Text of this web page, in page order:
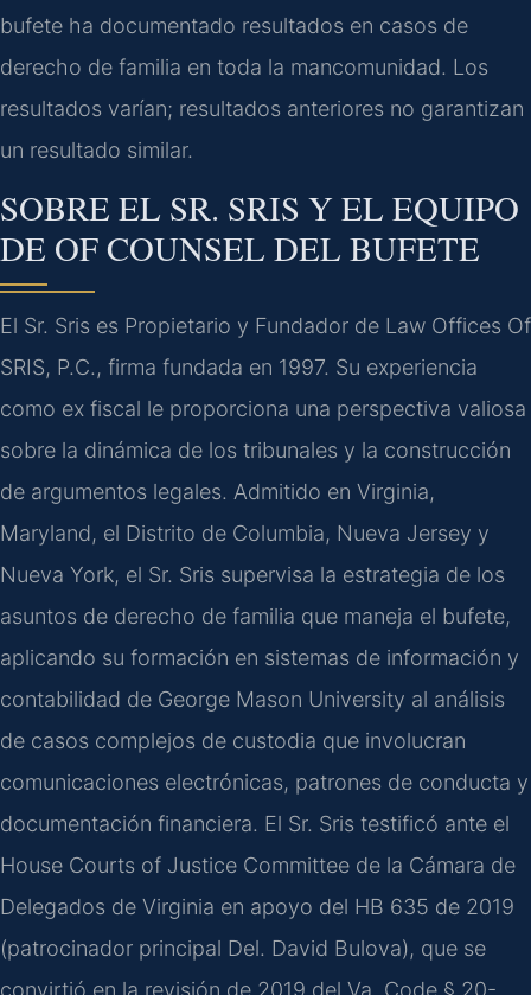
bufete ha documentado resultados en casos de
derecho de familia en toda la mancomunidad. Los
resultados varían; resultados anteriores no garantizan
un resultado similar.
SOBRE EL SR. SRIS Y EL EQUIPO
DE OF COUNSEL DEL BUFETE
El Sr. Sris es Propietario y Fundador de Law Offices Of
SRIS, P.C., firma fundada en 1997. Su experiencia
como ex fiscal le proporciona una perspectiva valiosa
sobre la dinámica de los tribunales y la construcción
de argumentos legales. Admitido en Virginia,
Maryland, el Distrito de Columbia, Nueva Jersey y
Nueva York, el Sr. Sris supervisa la estrategia de los
asuntos de derecho de familia que maneja el bufete,
aplicando su formación en sistemas de información y
contabilidad de George Mason University al análisis
de casos complejos de custodia que involucran
comunicaciones electrónicas, patrones de conducta y
documentación financiera. El Sr. Sris testificó ante el
House Courts of Justice Committee de la Cámara de
Delegados de Virginia en apoyo del HB 635 de 2019
(patrocinador principal Del. David Bulova), que se
convirtió en la revisión de 2019 del Va. Code § 20-